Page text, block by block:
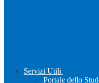
Servizi Utili
Portale dello